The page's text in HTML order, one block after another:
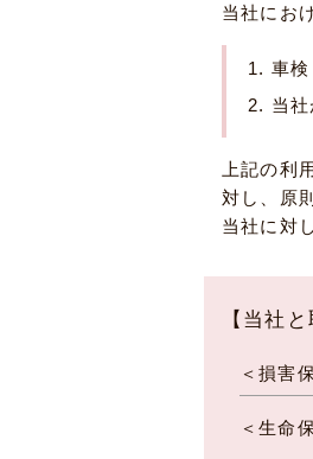
当社にお
車
当
上記の利
対し、原
当社に対
【当社
＜損害
＜生命